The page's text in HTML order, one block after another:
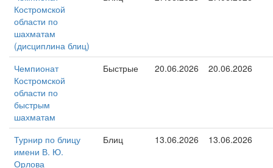
Костромской
области по
шахматам
(дисциплина блиц)
Чемпионат
Костромской
области по
быстрым
шахматам
Быстрые 20.06.2026 20.06.2026
Турнир по блицу
имени В. Ю.
Орлова
Блиц 13.06.2026 13.06.2026